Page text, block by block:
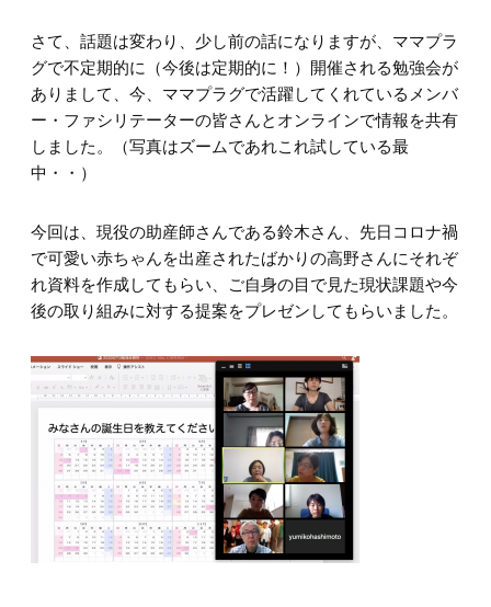
さて、話題は変わり、少し前の話になりますが、ママプラ
グで不定期的に（今後は定期的に！）開催される勉強会が
ありまして、今、ママプラグで活躍してくれているメンバ
ー・ファシリテーターの皆さんとオンラインで情報を共有
しました。（写真はズームであれこれ試している最
中・・）
今回は、現役の助産師さんである鈴木さん、先日コロナ禍
で可愛い赤ちゃんを出産されたばかりの高野さんにそれぞ
れ資料を作成してもらい、ご自身の目で見た現状課題や今
後の取り組みに対する提案をプレゼンしてもらいました。